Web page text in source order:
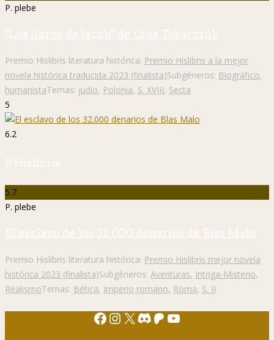
P. plebe
"Los libros de Jacob" de Olga Tokarczuk
Premio Hislibris literatura histórica: Premio Hislibris a la mejor
novela histórica traducida 2023 (finalista)Subgéneros: Biográfico,
humanistaTemas: judío, Polonia, S. XVIII, Secta
5
6.2
P. Hislibris
5.7
P. plebe
El esclavo de los 32.000 denarios de Blas Malo
Premio Hislibris literatura histórica: Premio Hislibris mejor novela
histórica 2023 (finalista)Subgéneros: Aventuras, Intriga-Misterio,
RealismoTemas: Bética, Imperio romano, Roma, S. II
Facebook
Instagram
X Discord
Patreon
YouTube